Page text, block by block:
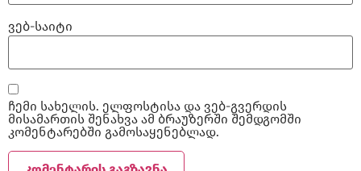
ვებ-საიტი
ჩემი სახელის. ელფოსტისა და ვებ-გვერდის
მისამართის შენახვა ამ ბრაუზერში შემდგომში
კომენტარებში გამოსაყენებლად.